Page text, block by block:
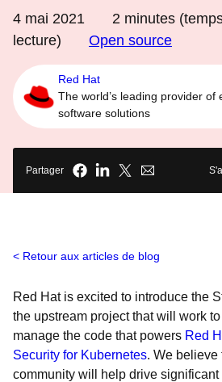
4 mai 2021 2 minutes
lecture)
Open source
Red Hat
The world’s leading provider
software solutions
Partager
Retour aux articles de blog
Red Hat is excited to introduce the
the upstream project that will work
manage the code that powers Red
Security for Kubernetes. We believe
community will help drive significant